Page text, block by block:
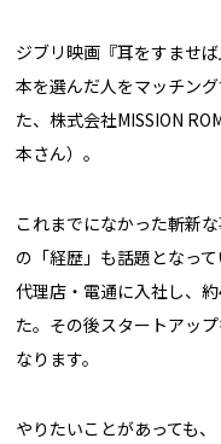
ジブリ映画『耳をすませ
本を選んだ人をマッチン
た、株式会社MISSION
本さん）。
これまでになかった斬新
の「経歴」も話題となっ
代理店・電通に入社し、
た。その後スタートアッ
なります。
やりたいことがあっても